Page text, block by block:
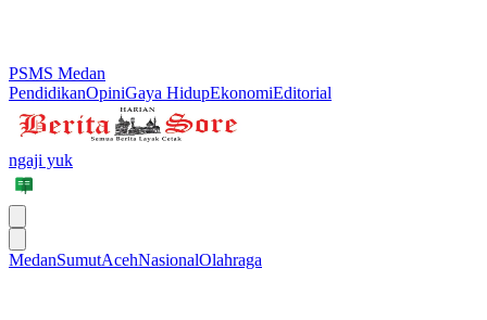
PSMS Medan
PendidikanOpiniGaya HidupEkonomiEditorial
ngaji yuk
MedanSumutAcehNasionalOlahraga